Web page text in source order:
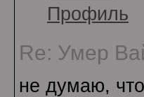
Профиль
Re: Умер
не думаю,